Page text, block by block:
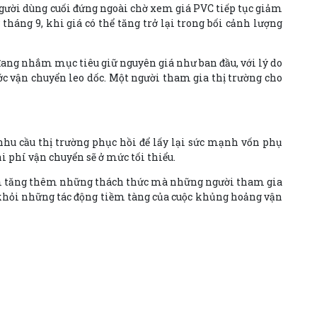
dùng cuối đứng ngoài chờ xem giá PVC tiếp tục giảm
9, khi giá có thể tăng trở lại trong bối cảnh lượng
nhắm mục tiêu giữ nguyên giá như ban đầu, với lý do
vận chuyển leo dốc. Một người tham gia thị trường cho
cầu thị trường phục hồi để lấy lại sức mạnh vốn phụ
phí vận chuyển sẽ ở mức tối thiểu.
tăng thêm những thách thức mà những người tham gia
những tác động tiềm tàng của cuộc khủng hoảng vận